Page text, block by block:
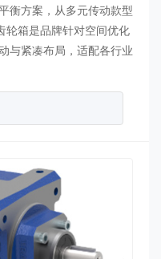
衡方案，从多元传动款型
轮箱是品牌针对空间优化
与紧凑布局，适配各行业